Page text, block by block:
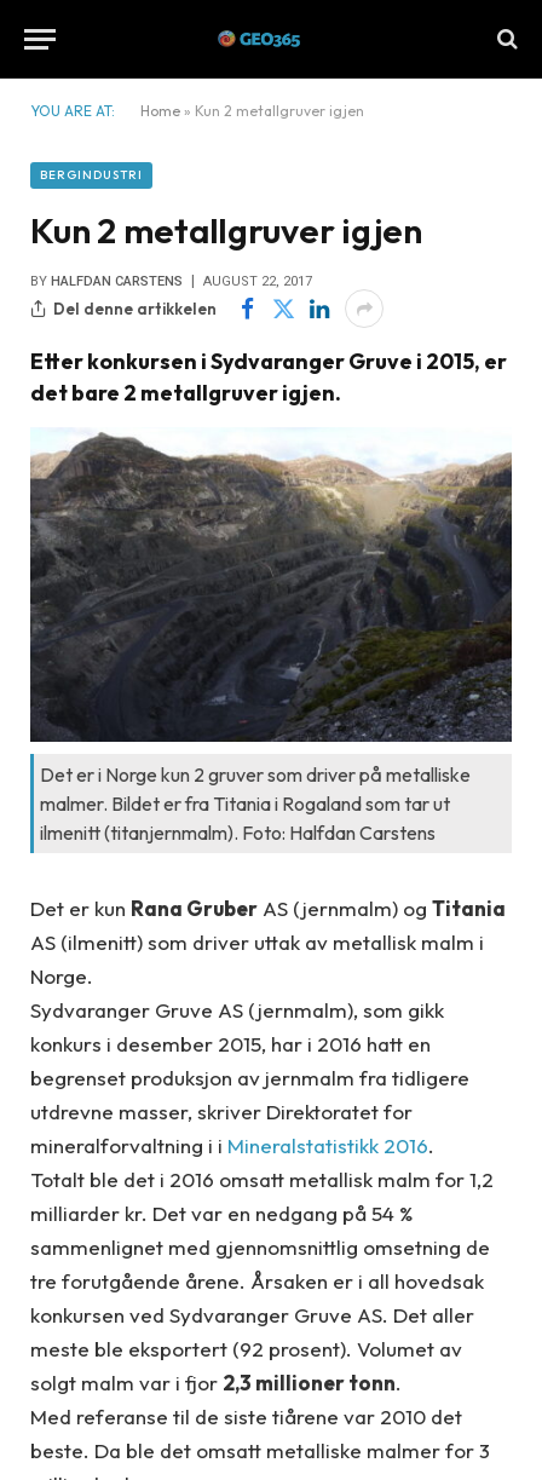
YOU ARE AT: Home » Kun 2 metallgruver igjen
BERGINDUSTRI
Kun 2 metallgruver igjen
BY HALFDAN CARSTENS AUGUST 22, 2017
Del denne artikkelen
Etter konkursen i Sydvaranger Gruve i 2015, er
det bare 2 metallgruver igjen.
Det er i Norge kun 2 gruver som driver på metalliske
malmer. Bildet er fra Titania i Rogaland som tar ut
ilmenitt (titanjernmalm). Foto: Halfdan Carstens
Det er kun Rana Gruber AS (jernmalm) og Titania
AS (ilmenitt) som driver uttak av metallisk malm i
Norge.
Sydvaranger Gruve AS (jernmalm), som gikk
konkurs i desember 2015, har i 2016 hatt en
begrenset produksjon av jernmalm fra tidligere
utdrevne masser, skriver Direktoratet for
mineralforvaltning i i Mineralstatistikk 2016.
Totalt ble det i 2016 omsatt metallisk malm for 1,2
milliarder kr. Det var en nedgang på 54 %
sammenlignet med gjennomsnittlig omsetning de
tre forutgående årene. Årsaken er i all hovedsak
konkursen ved Sydvaranger Gruve AS. Det aller
meste ble eksportert (92 prosent). Volumet av
solgt malm var i fjor 2,3 millioner tonn.
Med referanse til de siste tiårene var 2010 det
beste. Da ble det omsatt metalliske malmer for 3